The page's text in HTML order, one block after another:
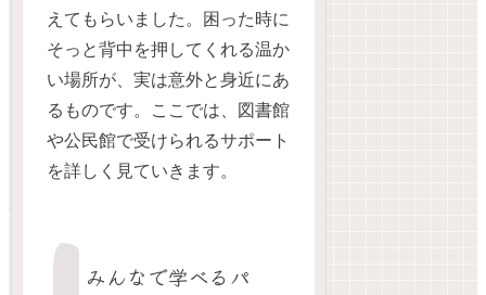
えてもらいました。困った時に
そっと背中を押してくれる温か
い場所が、実は意外と身近にあ
るものです。ここでは、図書館
や公民館で受けられるサポート
を詳しく見ていきます。
みんなで学べるパ